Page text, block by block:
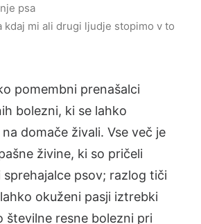
psa
kdaj mi ali drugi ljudje stopimo v to
pomembni prenašalci
bolezni, ki se lahko
domače živali. Vse več je
živine, ki so pričeli
sprehajalce psov; razlog tiči
okuženi pasji iztrebki
številne resne bolezni pri